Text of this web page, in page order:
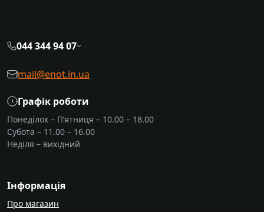
044 344 94 07
mail@enot.in.ua
Графік роботи
Понеділок – П’ятниця – 10.00 – 18.00
Субота – 11.00 – 16.00
Неділя – вихідний
Інформація
Про магазин